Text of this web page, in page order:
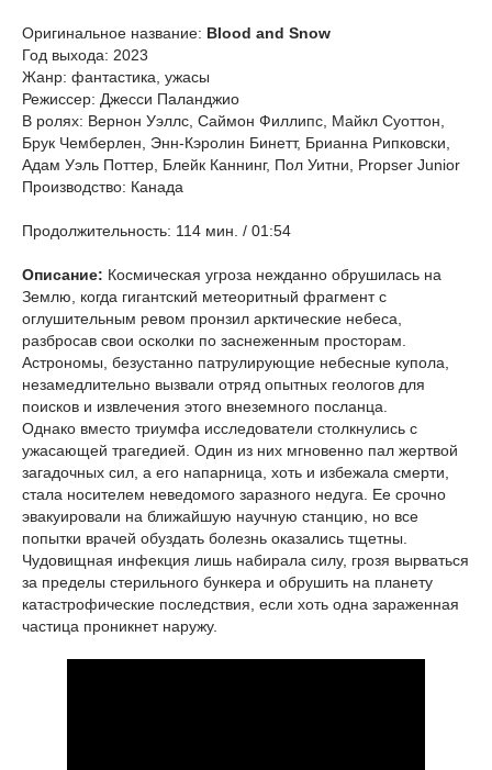
Оригинальное название: Blood and Snow
Год выхода: 2023
Жанр: фантастика, ужасы
Режиссер: Джесси Паланджио
В ролях: Вернон Уэллс, Саймон Филлипс, Майкл Суоттон,
Брук Чемберлен, Энн-Кэролин Бинетт, Брианна Рипковски,
Адам Уэль Поттер, Блейк Каннинг, Пол Уитни, Propser Junior
Производство: Канада
Продолжительность: 114 мин. / 01:54
Описание: Космическая угроза нежданно обрушилась на
Землю, когда гигантский метеоритный фрагмент с
оглушительным ревом пронзил арктические небеса,
разбросав свои осколки по заснеженным просторам.
Астрономы, безустанно патрулирующие небесные купола,
незамедлительно вызвали отряд опытных геологов для
поисков и извлечения этого внеземного посланца.
Однако вместо триумфа исследователи столкнулись с
ужасающей трагедией. Один из них мгновенно пал жертвой
загадочных сил, а его напарница, хоть и избежала смерти,
стала носителем неведомого заразного недуга. Ее срочно
эвакуировали на ближайшую научную станцию, но все
попытки врачей обуздать болезнь оказались тщетны.
Чудовищная инфекция лишь набирала силу, грозя вырваться
за пределы стерильного бункера и обрушить на планету
катастрофические последствия, если хоть одна зараженная
частица проникнет наружу.